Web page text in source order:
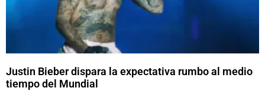
Justin Bieber dispara la expectativa rumbo al medio
tiempo del Mundial